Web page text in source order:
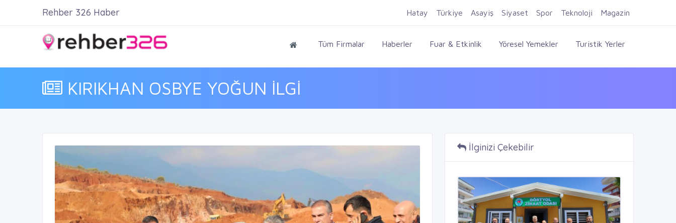
Firma Ekle Kayıt Ol Giriş Yap
Tüm Firmalar Haberler Fuar & Etkinlik Yöresel Yemekler Turistik Yerler
KIRIKHAN OSBYE YOĞUN İLGİ
Rehber 326 Haber Hatay Türkiye Asayiş Siyaset Spor Teknoloji Magazin
İlginizi Çekebilir